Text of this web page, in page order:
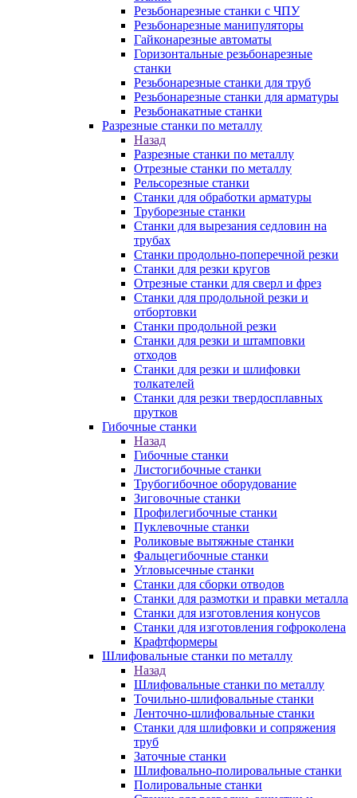
Резьбонарезные станки с ЧПУ
Резьбонарезные манипуляторы
Гайконарезные автоматы
Горизонтальные резьбонарезные
станки
Резьбонарезные станки для труб
Резьбонарезные станки для арматуры
Резьбонакатные станки
Разрезные станки по металлу
Назад
Разрезные станки по металлу
Отрезные станки по металлу
Рельсорезные станки
Станки для обработки арматуры
Труборезные станки
Станки для вырезания седловин на
трубаx
Станки продольно-поперечной резки
Станки для резки кругов
Отрезные станки для сверл и фрез
Станки для продольной резки и
отбортовки
Станки продольной резки
Станки для резки и штамповки
отходов
Станки для резки и шлифовки
толкателей
Станки для резки твердосплавных
прутков
Гибочные станки
Назад
Гибочные станки
Листогибочные станки
Трубогибочное оборудование
Зиговочные станки
Профилегибочные станки
Пуклевочные станки
Роликовые вытяжные станки
Фальцегибочные станки
Угловысечные станки
Станки для сборки отводов
Станки для размотки и правки металла
Станки для изготовления конусов
Станки для изготовления гофроколена
Крафтформеры
Шлифовальные станки по металлу
Назад
Шлифовальные станки по металлу
Точильно-шлифовальные станки
Ленточно-шлифовальные станки
Станки для шлифовки и сопряжения
труб
Заточные станки
Шлифовально-полировальные станки
Полировальные станки